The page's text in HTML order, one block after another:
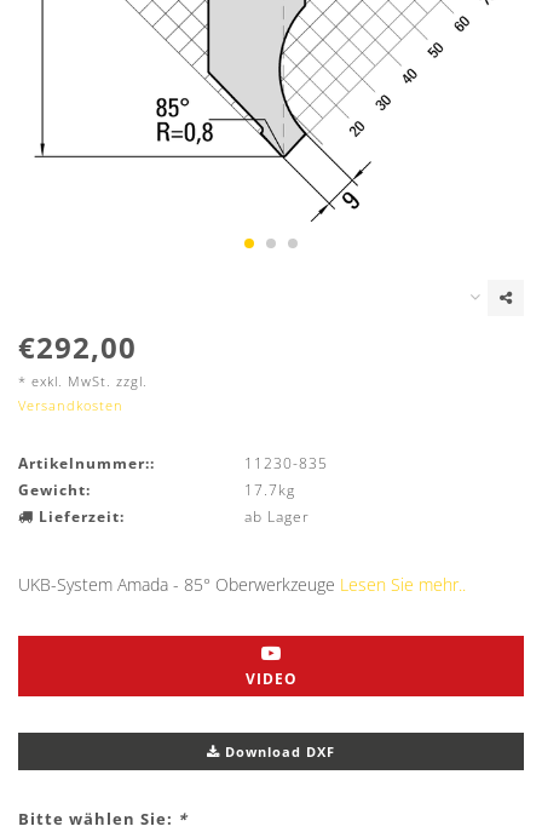
€292,00
* exkl. MwSt. zzgl.
Versandkosten
Artikelnummer::
11230-835
Gewicht:
17.7kg
Lieferzeit:
ab Lager
UKB-System Amada - 85° Oberwerkzeuge Lesen Sie mehr..
VIDEO
Download DXF
Bitte wählen Sie: *